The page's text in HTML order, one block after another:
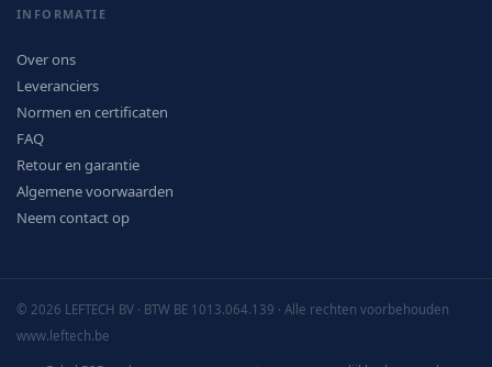
INFORMATIE
Over ons
Leveranciers
Normen en certificaten
FAQ
Retour en garantie
Algemene voorwaarden
Neem contact op
© 2026 LEFTECH BV · BTW BE 1013.064.139 · Alle rechten voorbehouden
www.leftech.be